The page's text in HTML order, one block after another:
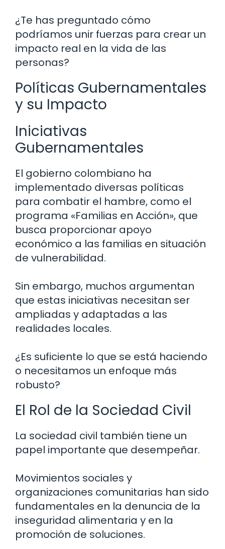
¿Te has preguntado cómo
podríamos unir fuerzas para crear un
impacto real en la vida de las
personas?
Políticas Gubernamentales
y su Impacto
Iniciativas
Gubernamentales
El gobierno colombiano ha
implementado diversas políticas
para combatir el hambre, como el
programa «Familias en Acción», que
busca proporcionar apoyo
económico a las familias en situación
de vulnerabilidad.
Sin embargo, muchos argumentan
que estas iniciativas necesitan ser
ampliadas y adaptadas a las
realidades locales.
¿Es suficiente lo que se está haciendo
o necesitamos un enfoque más
robusto?
El Rol de la Sociedad Civil
La sociedad civil también tiene un
papel importante que desempeñar.
Movimientos sociales y
organizaciones comunitarias han sido
fundamentales en la denuncia de la
inseguridad alimentaria y en la
promoción de soluciones.